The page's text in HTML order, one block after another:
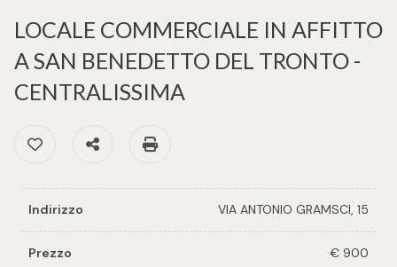
LOCALE COMMERCIALE IN AFFITTO
A SAN BENEDETTO DEL TRONTO -
CENTRALISSIMA
Preferiti: Cod. 34239
Condividi
Indirizzo VIA ANTONIO GRAMSCI, 15
Prezzo € 900
Richiedi
un
tuo
Provincia
Comune
Tipologia